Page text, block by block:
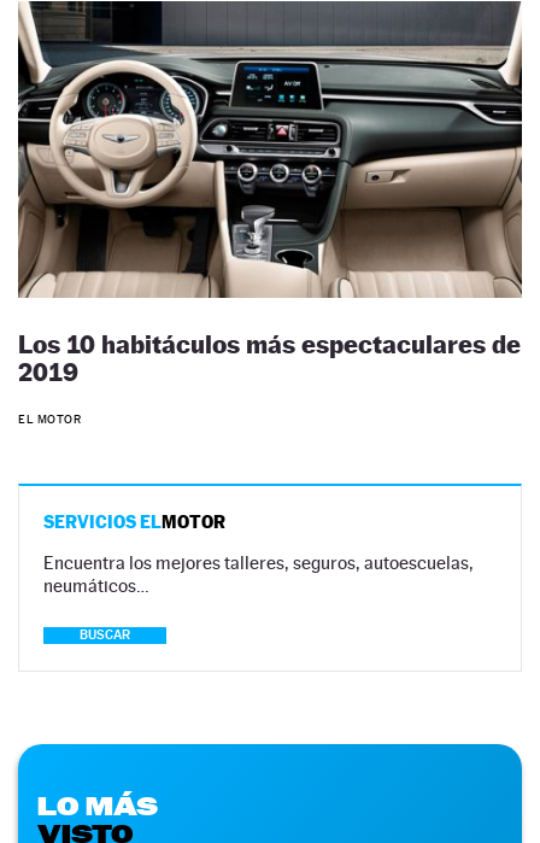
Los 10 habitáculos más espectaculares de
2019
EL MOTOR
SERVICIOS ELMOTOR
Encuentra los mejores talleres, seguros, autoescuelas,
neumáticos…
BUSCAR
LO MÁS
VISTO